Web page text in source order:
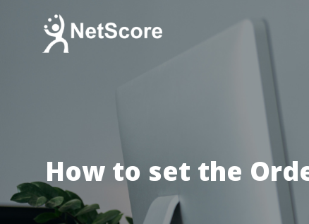
How to set the